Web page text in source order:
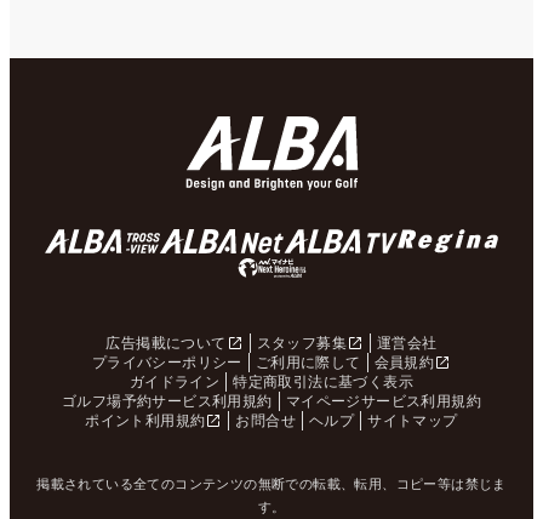
広告掲載について スタッフ募集
運営会社
プライバシーポリシー
ご利用に際して
会員規約
ガイドライン
特定商取引法に基づく表示
ゴルフ場予約サービス利用規約
マイページサービス利用規約
ポイント利用規約
お問合せ ヘルプ サイトマップ
掲載されている全てのコンテンツの無断での転載、転用、コピー等は禁じま
す。